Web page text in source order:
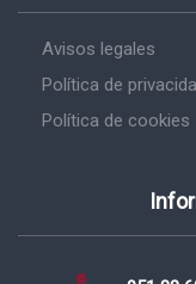
Avisos legales
Política de
Política de cookies